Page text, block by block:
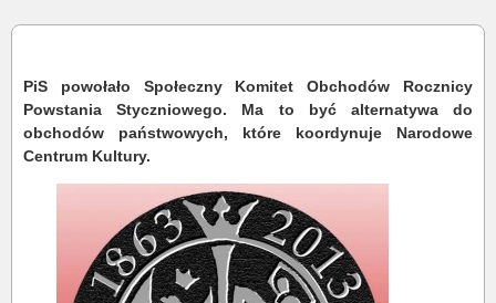
PiS powołało Społeczny Komitet Obchodów Rocznicy
Powstania Styczniowego. Ma to być alternatywa do
obchodów państwowych, które koordynuje Narodowe
Centrum Kultury.